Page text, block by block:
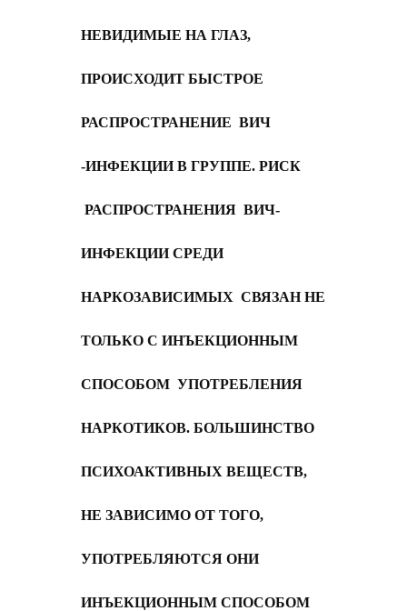
НЕВИДИМЫЕ НА ГЛАЗ,
ПРОИСХОДИТ БЫСТРОЕ
РАСПРОСТРАНЕНИЕ ВИЧ
-ИНФЕКЦИИ В ГРУППЕ. РИСК
РАСПРОСТРАНЕНИЯ ВИЧ-
ИНФЕКЦИИ СРЕДИ
НАРКОЗАВИСИМЫХ СВЯЗАН НЕ
ТОЛЬКО С ИНЪЕКЦИОННЫМ
СПОСОБОМ УПОТРЕБЛЕНИЯ
НАРКОТИКОВ. БОЛЬШИНСТВО
ПСИХОАКТИВНЫХ ВЕЩЕСТВ,
НЕ ЗАВИСИМО ОТ ТОГО,
УПОТРЕБЛЯЮТСЯ ОНИ
ИНЪЕКЦИОННЫМ СПОСОБОМ